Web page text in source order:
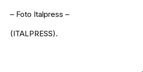
– Foto Italpress –
(ITALPRESS).